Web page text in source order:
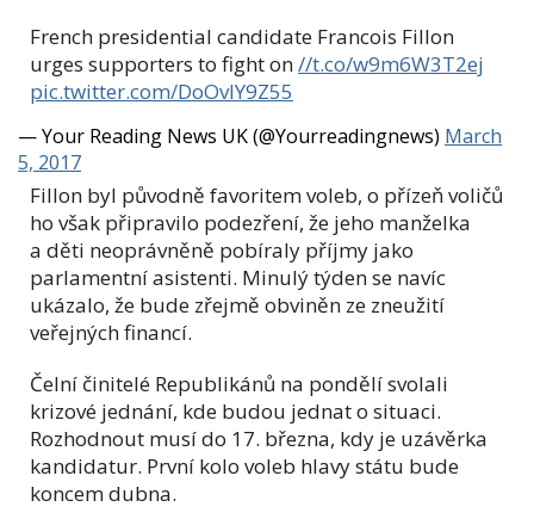
French presidential candidate Francois Fillon
urges supporters to fight on//t.co/w9m6W3T2ej
pic.twitter.com/DoOvIY9Z55
— Your Reading News UK (@Yourreadingnews) March
5, 2017
Fillon byl původně favoritem voleb, o přízeň voličů
ho však připravilo podezření, že jeho manželka
a děti neoprávněně pobíraly příjmy jako
parlamentní asistenti. Minulý týden se navíc
ukázalo, že bude zřejmě obviněn ze zneužití
veřejných financí.
Čelní činitelé Republikánů na pondělí svolali
krizové jednání, kde budou jednat o situaci.
Rozhodnout musí do 17. března, kdy je uzávěrka
kandidatur. První kolo voleb hlavy státu bude
koncem dubna.